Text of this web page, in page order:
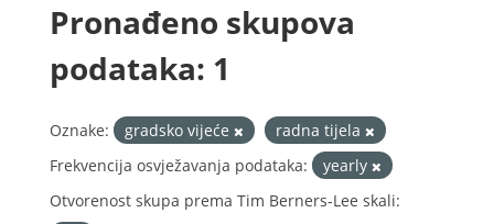
Pronađeno skupova
podataka: 1
Oznake: gradsko vijeće
radna tijela
Frekvencija osvježavanja podataka:
yearly
Otvorenost skupa prema Tim Berners-Lee skali: